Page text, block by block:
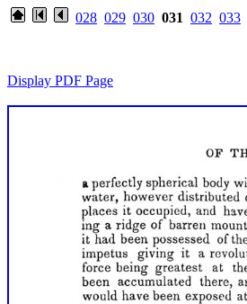
028 029 030 031 032 033
Display PDF Page